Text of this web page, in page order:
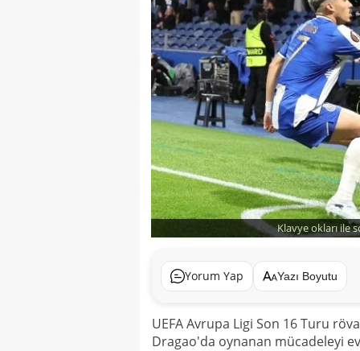
Klavye okları ile
Yorum Yap Yazı Boyutu
UEFA Avrupa Ligi Son 16 Turu
Dragao'da oynanan mücadeleyi